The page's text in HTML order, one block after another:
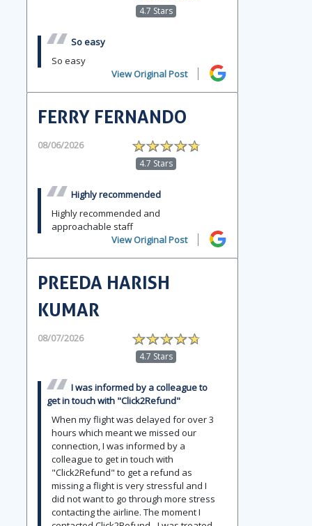
4.7 Stars
So easy
So easy
View Original Post
FERRY FERNANDO
08/06/2026
4.7 Stars
Highly recommended
Highly recommended and
approachable staff
View Original Post
PREEDA HARISH
KUMAR
08/07/2026
4.7 Stars
I was informed by a colleague to
get in touch with "Click2Refund"
When my flight was delayed for over 3
hours which meant we missed our
connection, I was informed by a
colleague to get in touch with
"Click2Refund" to get a refund as
missing a flight is very stressful and I
did not want to go through more stress
contacting the airline. The moment I